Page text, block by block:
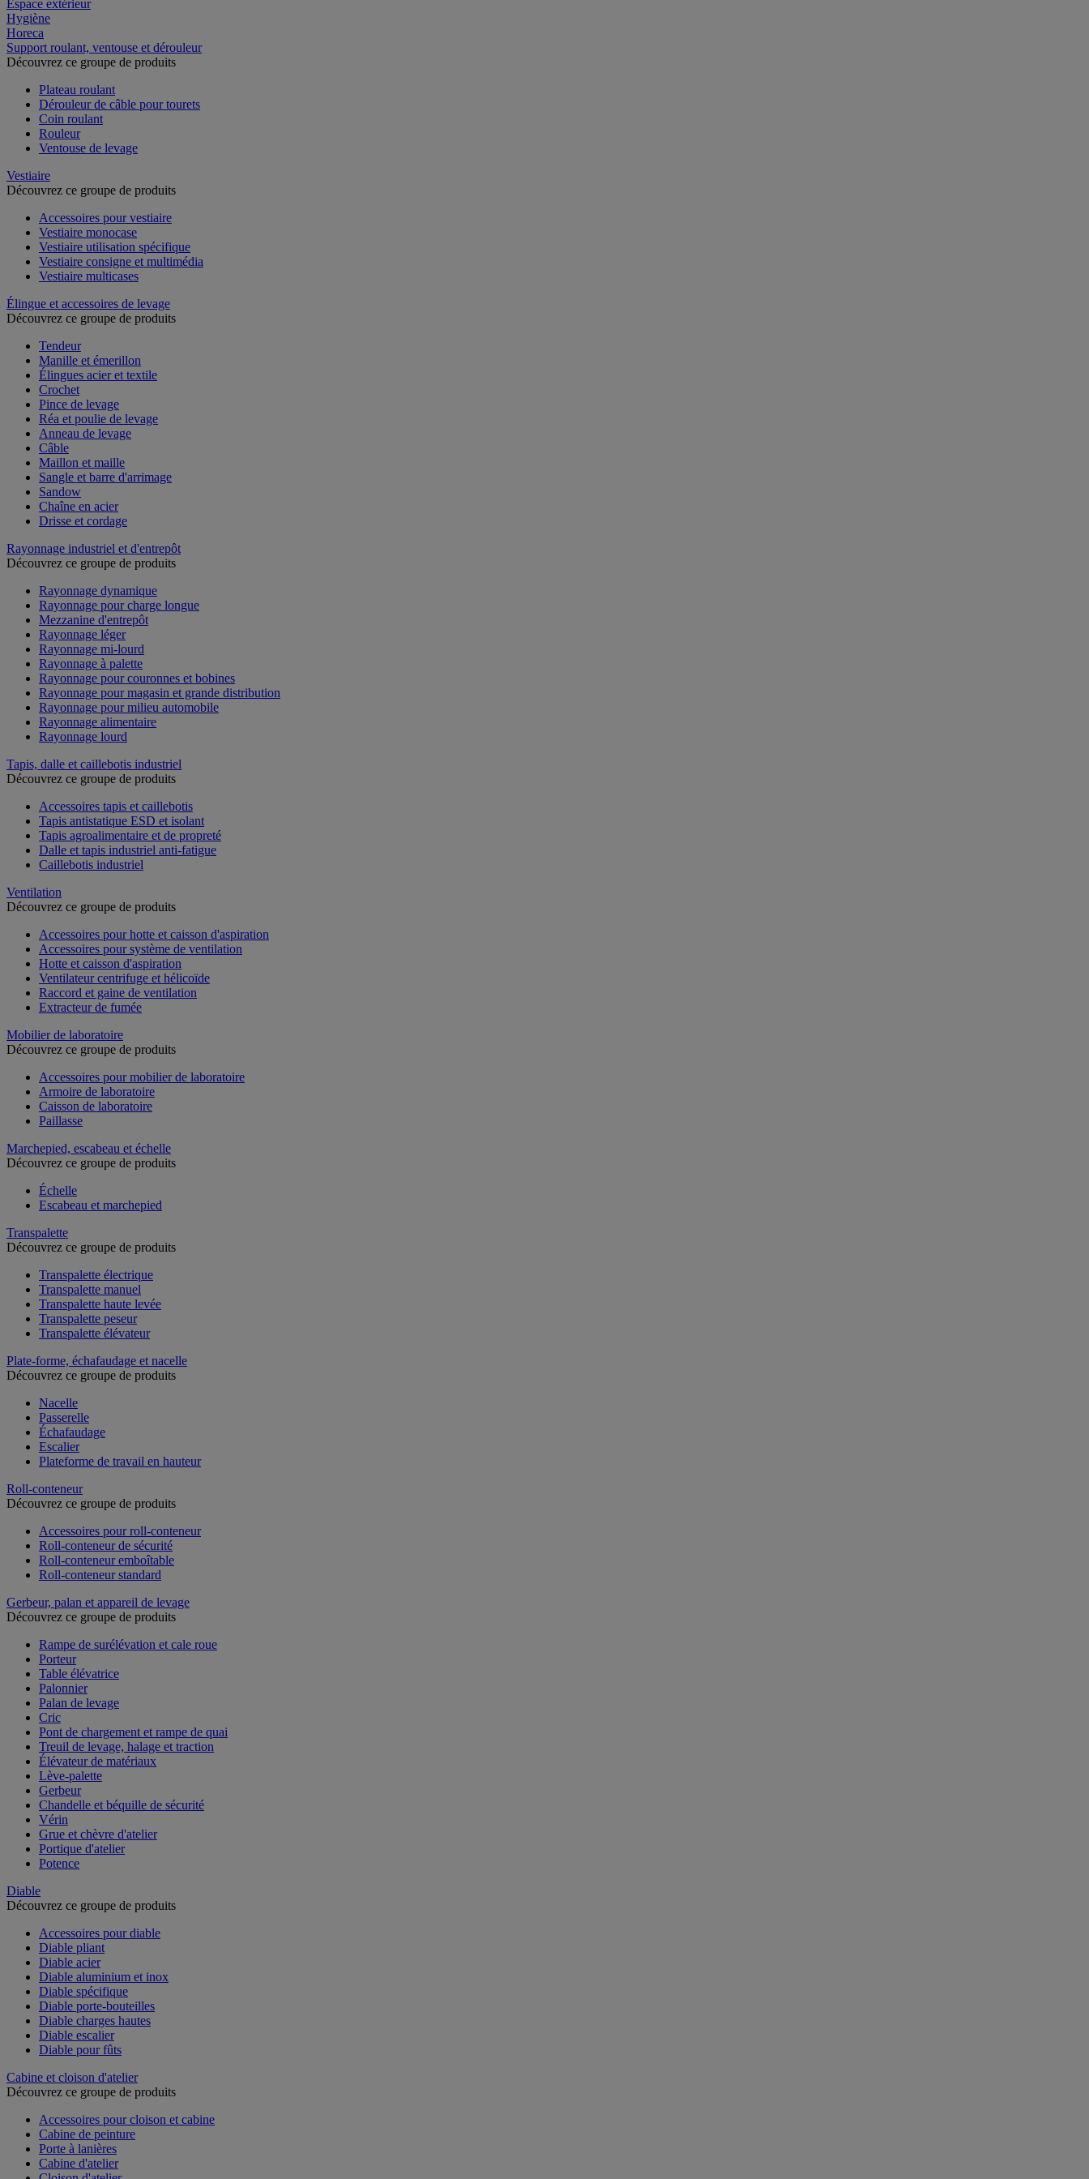
Espace extérieur
Hygiène
Horeca
Support roulant, ventouse et dérouleur
Découvrez ce groupe de produits
Plateau roulant
Dérouleur de câble pour tourets
Coin roulant
Rouleur
Ventouse de levage
Vestiaire
Découvrez ce groupe de produits
Accessoires pour vestiaire
Vestiaire monocase
Vestiaire utilisation spécifique
Vestiaire consigne et multimédia
Vestiaire multicases
Élingue et accessoires de levage
Découvrez ce groupe de produits
Tendeur
Manille et émerillon
Élingues acier et textile
Crochet
Pince de levage
Réa et poulie de levage
Anneau de levage
Câble
Maillon et maille
Sangle et barre d'arrimage
Sandow
Chaîne en acier
Drisse et cordage
Rayonnage industriel et d'entrepôt
Découvrez ce groupe de produits
Rayonnage dynamique
Rayonnage pour charge longue
Mezzanine d'entrepôt
Rayonnage léger
Rayonnage mi-lourd
Rayonnage à palette
Rayonnage pour couronnes et bobines
Rayonnage pour magasin et grande distribution
Rayonnage pour milieu automobile
Rayonnage alimentaire
Rayonnage lourd
Tapis, dalle et caillebotis industriel
Découvrez ce groupe de produits
Accessoires tapis et caillebotis
Tapis antistatique ESD et isolant
Tapis agroalimentaire et de propreté
Dalle et tapis industriel anti-fatigue
Caillebotis industriel
Ventilation
Découvrez ce groupe de produits
Accessoires pour hotte et caisson d'aspiration
Accessoires pour système de ventilation
Hotte et caisson d'aspiration
Ventilateur centrifuge et hélicoïde
Raccord et gaine de ventilation
Extracteur de fumée
Mobilier de laboratoire
Découvrez ce groupe de produits
Accessoires pour mobilier de laboratoire
Armoire de laboratoire
Caisson de laboratoire
Paillasse
Marchepied, escabeau et échelle
Découvrez ce groupe de produits
Échelle
Escabeau et marchepied
Transpalette
Découvrez ce groupe de produits
Transpalette électrique
Transpalette manuel
Transpalette haute levée
Transpalette peseur
Transpalette élévateur
Plate-forme, échafaudage et nacelle
Découvrez ce groupe de produits
Nacelle
Passerelle
Échafaudage
Escalier
Plateforme de travail en hauteur
Roll-conteneur
Découvrez ce groupe de produits
Accessoires pour roll-conteneur
Roll-conteneur de sécurité
Roll-conteneur emboîtable
Roll-conteneur standard
Gerbeur, palan et appareil de levage
Découvrez ce groupe de produits
Rampe de surélévation et cale roue
Porteur
Table élévatrice
Palonnier
Palan de levage
Cric
Pont de chargement et rampe de quai
Treuil de levage, halage et traction
Élévateur de matériaux
Lève-palette
Gerbeur
Chandelle et béquille de sécurité
Vérin
Grue et chèvre d'atelier
Portique d'atelier
Potence
Diable
Découvrez ce groupe de produits
Accessoires pour diable
Diable pliant
Diable acier
Diable aluminium et inox
Diable spécifique
Diable porte-bouteilles
Diable charges hautes
Diable escalier
Diable pour fûts
Cabine et cloison d'atelier
Découvrez ce groupe de produits
Accessoires pour cloison et cabine
Cabine de peinture
Porte à lanières
Cabine d'atelier